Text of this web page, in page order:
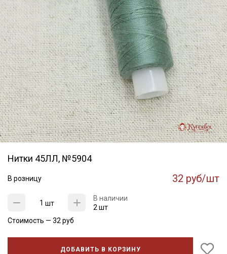
Нитки 45ЛЛ, №5904
В розницу 32 руб/шт
шт
В наличии
2 шт
Стоимость — 32руб
ДОБАВИТЬ В КОРЗИНУ